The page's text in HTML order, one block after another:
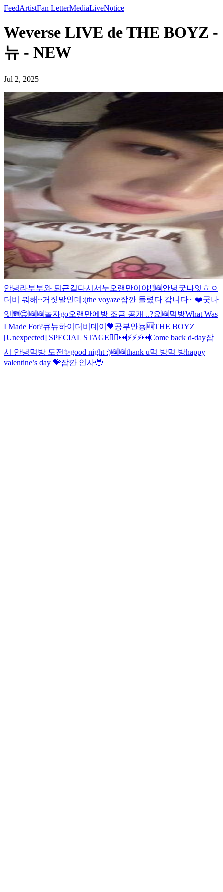
FeedArtistFan LetterMediaLiveNotice
Weverse LIVE de THE BOYZ -
뉴 - NEW
Jul 2, 2025
안녕라부부와 퇴근길다시 서누오랜만이야!!🆕안녕굿나잇 ㅎㅇ
더비 뭐해~거짓말인데 :(the voyaze잠깐 들렸다 갑니다~ ❤️굿나
잇 🆕😊🆕 🆕놀자go오랜만에 방 조금 공개 ..?요 🆕먹방What Was
I Made For?큐뉴하이 더비데이🖤공부안뇽🆕THE BOYZ
[Unexpected] SPECIAL STAGE🏃‍♂️🆕 ⚡️⚡️⚡️🆕Come back d-day잠
시 안녕먹방 도전✨good night :)🆕 🆕thank u먹 방먹 방happy
valentine’s day 💝잠깐 인사🤓